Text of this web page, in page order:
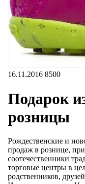
16.11.2016 8500
Подарок
розницы
Рождественские и
продаж в рознице,
соотечественники
торговые центры в
родственников,